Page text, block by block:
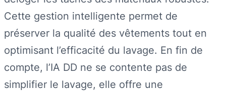
Cette gestion intelligente permet de
préserver la qualité des vêtements tout en
optimisant l’efficacité du lavage. En fin de
compte, l’IA DD ne se contente pas de
simplifier le lavage, elle offre une